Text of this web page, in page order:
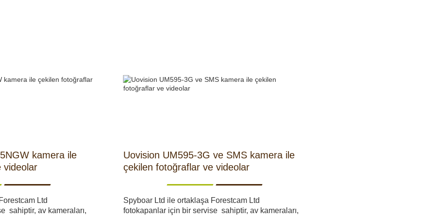
İÇI KAMERA HEDIYELIK ARŞIV ÜRÜNLERI
kamera ile
videolar
Ltd
sahiptir, av kameraları,
Uovision UM595-3G ve SMS kamera ile
çekilen fotoğraflar ve videolar
Spyboar Ltd ile ortaklaşa Forestcam Ltd
fotokapanlar için bir servise sahiptir, av kameraları,